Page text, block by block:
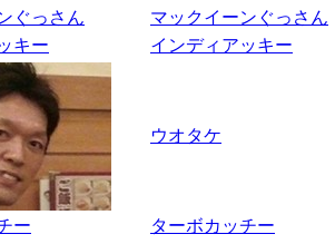
マックイーンぐっさん
インディアッキー
ウオタケ
ターボカッチー